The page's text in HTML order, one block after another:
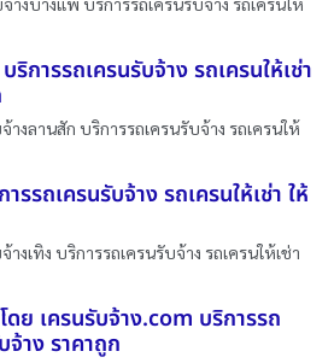
การรถเครนรับจ้าง รถเครนให้เช่า
างลานสัก บริการรถเครนรับจ้าง รถเครนให้
รรถเครนรับจ้าง รถเครนให้เช่า ให้
งเทิง บริการรถเครนรับจ้าง รถเครนให้เช่า
ดย เครนรับจ้าง.com บริการรถ
จ้าง ราคาถูก